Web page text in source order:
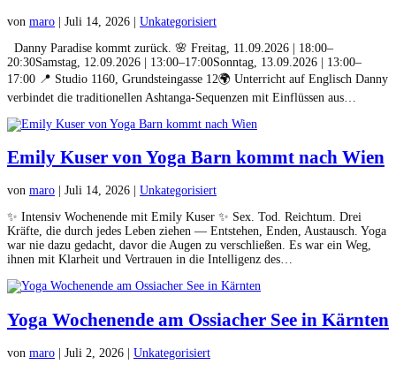
von maro | Juli 14, 2026 | Unkat­e­gorisiert
Dan­ny Par­adise kommt zurück. 🌸 Fre­itag, 11.09.2026 | 18:00–
20:30Samstag, 12.09.2026 | 13:00–17:00Sonntag, 13.09.2026 | 13:00–
17:00 📍 Stu­dio 1160, Grund­stein­gasse 12🌍 Unter­richt auf Englisch Dan­ny
verbindet die tra­di­tionellen Ash­tan­ga-Sequen­zen mit Ein­flüssen aus…
Emily Kuser von Yoga Barn kommt nach Wien
von maro Juli 14, 2026
Unkat­e­gorisiert
✨ Inten­siv Woch­enende mit Emi­ly Kuser ✨ Sex. Tod. Reich­tum. Drei
Kräfte, die durch jedes Leben ziehen — Entste­hen, Enden, Aus­tausch. Yoga
war nie dazu gedacht, davor die Augen zu ver­schließen. Es war ein Weg,
ihnen mit Klarheit und Ver­trauen in die Intel­li­genz des…
Yoga Wochenende am Ossiacher See in Kärnten
von maro Juli 2, 2026
Unkat­e­gorisiert